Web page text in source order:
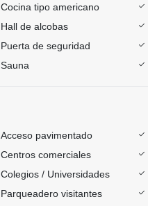
Cocina tipo americano
Hall de alcobas
Puerta de seguridad
Sauna
Acceso pavimentado
Centros comerciales
Colegios / Universidades
Parqueadero visitantes